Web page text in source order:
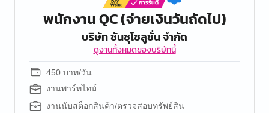
พนักงาน QC (จ่ายเงินวันถัดไป)
บริษัท ซันซุโซลูชั่น จำกัด
ดูงานทั้งหมดของบริษัทนี้
450 บาท/วัน
งานพาร์ทไทม์
งานนับสต็อกสินค้า/ตรวจสอบทรัพย์สิน